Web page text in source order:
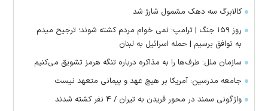
کالابرگ سه دهک مشمول شارژ شد
روز ۱۵۹ جنگ | ترامپ: نمی خوام مردم کشته شوند؛ ترجیح میدم
به توافق برسیم | حمله اسرائیل به لبنان
سازمان ملل: طرف‌ها را به مذاکره درباره تنگه هرمز تشویق می‌کنیم
جامعه مدرسین: آمریکا بر هیچ عهد و پیمانی متعهد نیست
واژگونی سمند در محور فریدن به تیران / ۴ نفر کشته شدند